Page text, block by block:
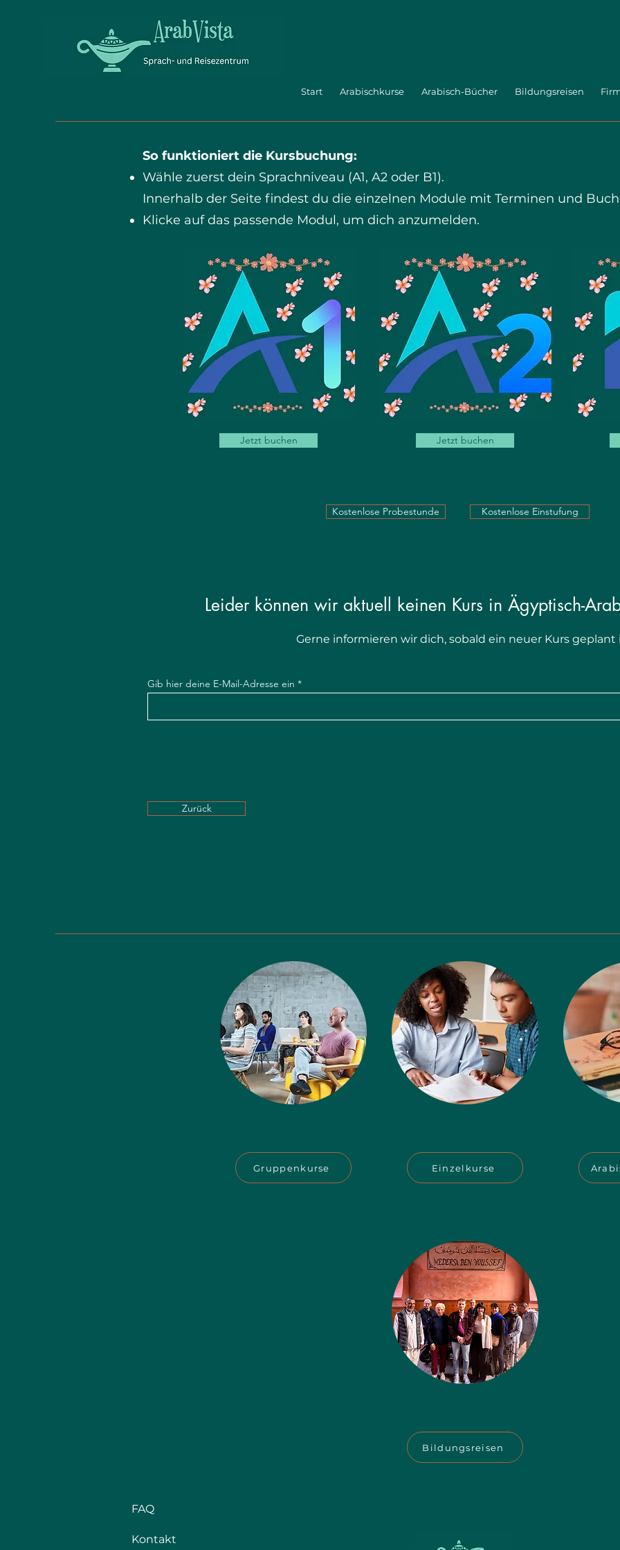
Start Arabischkurse Arabisch-Bücher Bildungsreisen
So funktioniert die Kursbuchung:
Wähle zuerst dein Sprachniveau (A1, A2 oder B1).
Innerhalb der Seite findest du die einzelnen Module mit Terminen und
Klicke auf das passende Modul, um dich anzumelden.
Jetzt buchen Jetzt buchen
Kostenlose Probestunde Kostenlose Einstufung
Leider können wir aktuell keinen Kurs in Ägyptisch-
Gerne informieren wir dich, sobald ein neuer Kurs geplant
Gib hier deine E-Mail-Adresse ein
Zurück
Gruppenkurse Einzelkurse
Bildungsreisen
FAQ
Kontakt